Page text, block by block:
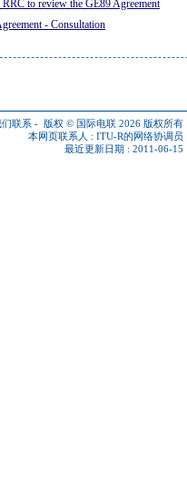
to review the GE89 Agreement
- Consultation
联系 - 版权 © 国际电联 2026 版权所有
本网页联系人 : ITU-R的网络协调员
最近更新日期 : 2011-06-15